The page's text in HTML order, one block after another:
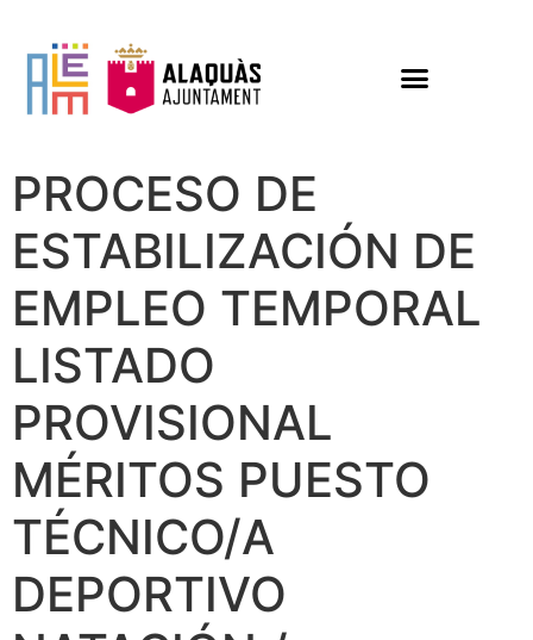
PROCESO DE
ESTABILIZACIÓN DE
EMPLEO TEMPORAL
LISTADO
PROVISIONAL
MÉRITOS PUESTO
TÉCNICO/A
DEPORTIVO